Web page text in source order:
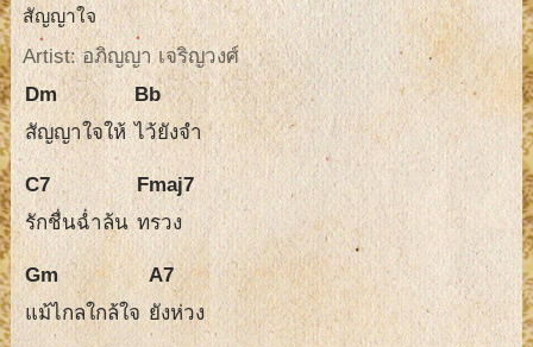
สัญญาใจ
Artist: อภิญญา เจริญวงศ์
Dm
Bb
สัญญาใจให้ ไว้ยังจำ
C7
Fmaj7
รักชื่นฉ่ำล้น ทรวง
Gm
A7
แม้ไกลใกล้ใจ ยังห่วง